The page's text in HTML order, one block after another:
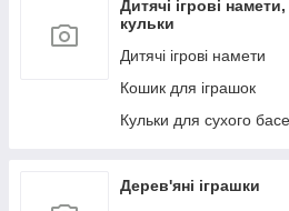
Дитячі ігрові
кульки
Дитячі ігрові намети
Кошик для іграшок
Кульки для сухого
Дерев'яні іграшки